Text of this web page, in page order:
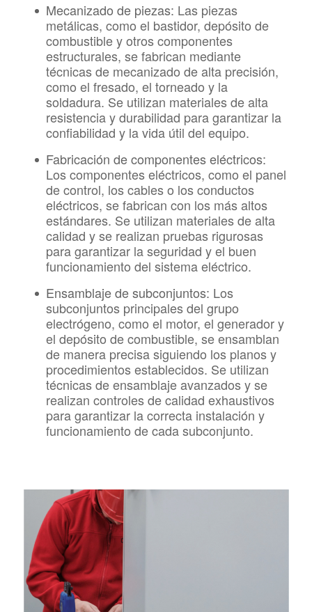
Mecanizado de piezas: Las piezas
metálicas, como el bastidor, depósito de
combustible y otros componentes
estructurales, se fabrican mediante
técnicas de mecanizado de alta precisión,
como el fresado, el torneado y la
soldadura. Se utilizan materiales de alta
resistencia y durabilidad para garantizar la
confiabilidad y la vida útil del equipo.
Fabricación de componentes eléctricos:
Los componentes eléctricos, como el panel
de control, los cables o los conductos
eléctricos, se fabrican con los más altos
estándares. Se utilizan materiales de alta
calidad y se realizan pruebas rigurosas
para garantizar la seguridad y el buen
funcionamiento del sistema eléctrico.
Ensamblaje de subconjuntos: Los
subconjuntos principales del grupo
electrógeno, como el motor, el generador y
el depósito de combustible, se ensamblan
de manera precisa siguiendo los planos y
procedimientos establecidos. Se utilizan
técnicas de ensamblaje avanzados y se
realizan controles de calidad exhaustivos
para garantizar la correcta instalación y
funcionamiento de cada subconjunto.